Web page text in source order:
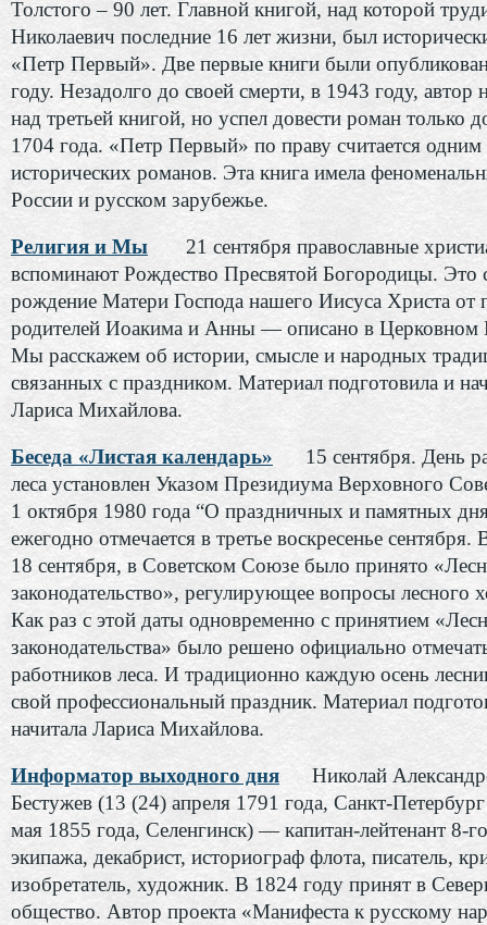
Толстого – 90 лет. Главной книгой, над которой
Николаевич последние 16 лет жизни, был
«Петр Первый». Две первые книги были
году. Незадолго до своей смерти, в 1943 году, автор
над третьей книгой, но успел довести роман только
1704 года. «Петр Первый» по праву считается
исторических романов. Эта книга имела
России и русском зарубежье.
Религия и Мы
21 сентября православные
вспоминают Рождество Пресвятой Богородицы.
рождение Матери Господа нашего Иисуса Христа от
родителей Иоакима и Анны — описано в Церковном
Мы расскажем об истории, смысле и народных
связанных с праздником. Материал подготовила и
Лариса Михайлова.
Беседа «Листая календарь» 15 сентября. День
леса установлен Указом Президиума Верховного
1 октября 1980 года “О праздничных и памятных
ежегодно отмечается в третье воскресенье сентября.
18 сентября, в Советском Союзе было принято
законодательство», регулирующее вопросы лесного
Как раз с этой даты одновременно с принятием
законодательства» было решено официально
работников леса. И традиционно каждую осень
свой профессиональный праздник. Материал
начитала Лариса Михайлова.
Информатор выходного дня
Николай
Бестужев (13 (24) апреля 1791 года, Санкт-
мая 1855 года, Селенгинск) — капитан-лейтенант 8-
экипажа, декабрист, историограф флота, писатель,
изобретатель, художник. В 1824 году принят в
общество. Автор проекта «Манифеста к русскому